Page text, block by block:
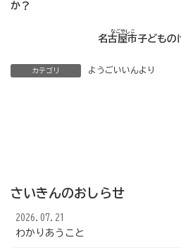
か？
名古屋市子
なごやしこ
どもの
カテゴリ ようごいいんより
さいきんのおしらせ
2026.07.21
わかりあうこと